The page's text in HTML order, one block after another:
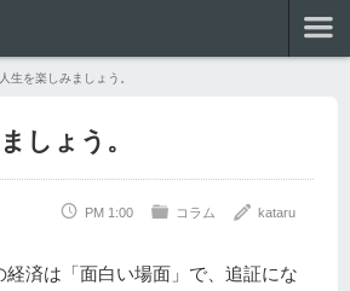
人生を楽しみましょう。
しょう。
PM 1:00 コラム kataru
済は「面白い場面」で、追証にな